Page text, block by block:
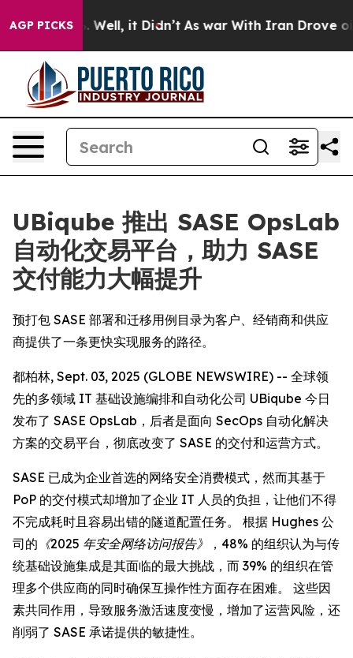
AGP PICKS
40%. Well, it Didn’t As war With Iran Drove oil
UBiqube 推出 SASE OpsLab
自动化交易平台，助力 SASE
交付能力大幅提升
预打包 SASE 部署和迁移用例目录为客户、经销商和供应
商提供了一条更快实现服务的路径。
都柏林, Sept. 03, 2025 (GLOBE NEWSWIRE) -- 全球领
先的多领域 IT 基础设施编排和自动化公司 UBiqube 今日
发布了 SASE OpsLab，后者是面向 SecOps 自动化解决
方案的交易平台，彻底改变了 SASE 的交付和运营方式。
SASE 已成为企业首选的网络安全消费模式，然而其基于
PoP 的交付模式却增加了企业 IT 人员的负担，让他们不得
不完成耗时且容易出错的隧道配置任务。 根据 Hughes 公
司的 《2025 年安全网络访问报告》
，48% 的组织认为与传
统基础设施集成是其面临的最大挑战，而 39% 的组织在管
理多个供应商的同时确保互操作性方面存在困难。 这些因
素共同作用，导致服务激活速度变慢，增加了运营风险，还
削弱了 SASE 承诺提供的敏捷性。